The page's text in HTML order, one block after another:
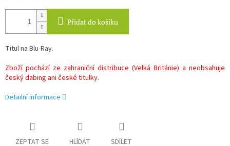
Přidat do košíku
Titul na Blu-Ray.
Zboží pochází ze zahraniční distribuce (Velká Británie) a neobsahuje
český dabing ani české titulky.
Detailní informace
ZEPTAT SE HLÍDAT SDÍLET